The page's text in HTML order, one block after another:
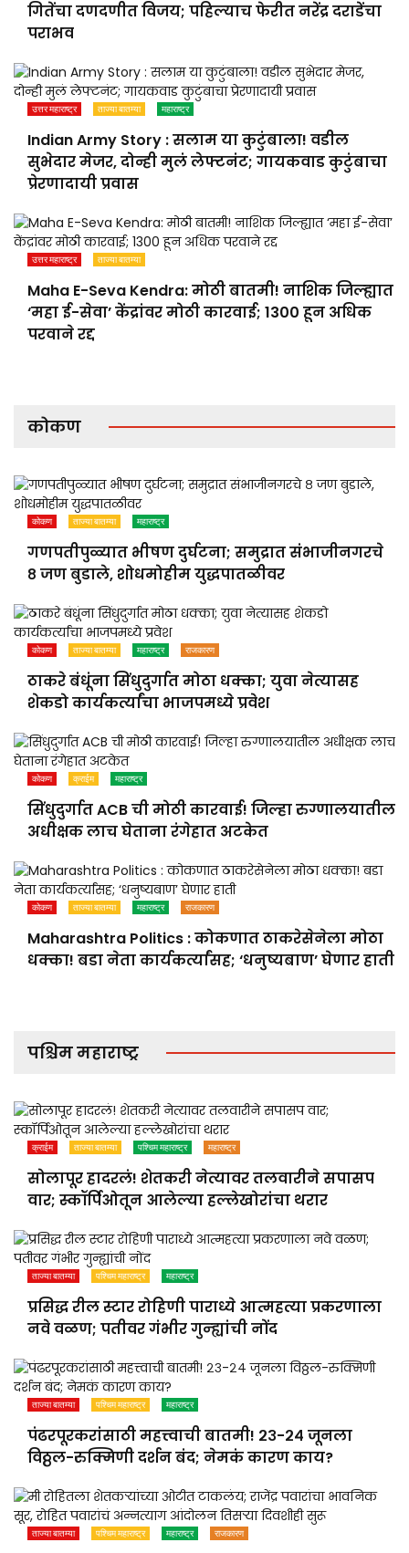
गितेंचा दणदणीत विजय; पहिल्याच फेरीत नरेंद्र दराडेंचा
पराभव
उत्तर महाराष्ट्र ताज्या बातम्या महाराष्ट्र
Indian Army Story : सलाम या कुटुंबाला! वडील
सुभेदार मेजर, दोन्ही मुलं लेफ्टनंट; गायकवाड कुटुंबाचा
प्रेरणादायी प्रवास
उत्तर महाराष्ट्र ताज्या बातम्या
Maha E-Seva Kendra: मोठी बातमी! नाशिक जिल्ह्यात
‘महा ई-सेवा’ केंद्रांवर मोठी कारवाई; 1300 हून अधिक
परवाने रद्द
कोकण
कोकण ताज्या बातम्या महाराष्ट्र
गणपतीपुळ्यात भीषण दुर्घटना; समुद्रात संभाजीनगरचे
८ जण बुडाले, शोधमोहीम युद्धपातळीवर
कोकण ताज्या बातम्या महाराष्ट्र राजकारण
ठाकरे बंधूंना सिंधुदुर्गात मोठा धक्का; युवा नेत्यासह
शेकडो कार्यकर्त्यांचा भाजपमध्ये प्रवेश
कोकण क्राईम महाराष्ट्र
सिंधुदुर्गात ACB ची मोठी कारवाई! जिल्हा रुग्णालयातील
अधीक्षक लाच घेताना रंगेहात अटकेत
कोकण ताज्या बातम्या महाराष्ट्र राजकारण
Maharashtra Politics : कोकणात ठाकरेसेनेला मोठा
धक्का! बडा नेता कार्यकर्त्यांसह; ‘धनुष्यबाण’ घेणार हाती
पश्चिम महाराष्ट्र
क्राईम ताज्या बातम्या पश्चिम महाराष्ट्र महाराष्ट्र
सोलापूर हादरलं! शेतकरी नेत्यावर तलवारीने सपासप
वार; स्कॉर्पिओतून आलेल्या हल्लेखोरांचा थरार
ताज्या बातम्या पश्चिम महाराष्ट्र महाराष्ट्र
प्रसिद्ध रील स्टार रोहिणी पाराध्ये आत्महत्या प्रकरणाला
नवे वळण; पतीवर गंभीर गुन्ह्यांची नोंद
ताज्या बातम्या पश्चिम महाराष्ट्र महाराष्ट्र
पंढरपूरकरांसाठी महत्त्वाची बातमी! २३-२४ जूनला
विठ्ठल-रुक्मिणी दर्शन बंद; नेमकं कारण काय?
ताज्या बातम्या पश्चिम महाराष्ट्र महाराष्ट्र राजकारण